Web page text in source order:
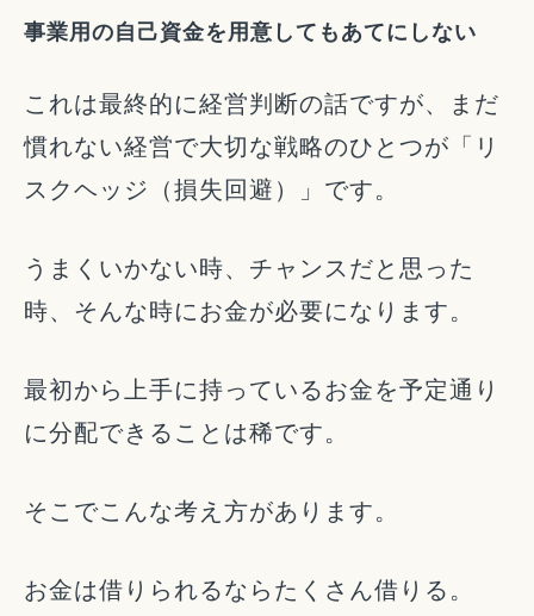
事業用の自己資金を用意してもあてにしない
これは最終的に経営判断の話ですが、まだ
慣れない経営で大切な戦略のひとつが「リ
スクヘッジ（損失回避）」です。
うまくいかない時、チャンスだと思った
時、そんな時にお金が必要になります。
最初から上手に持っているお金を予定通り
に分配できることは稀です。
そこでこんな考え方があります。
お金は借りられるならたくさん借りる。